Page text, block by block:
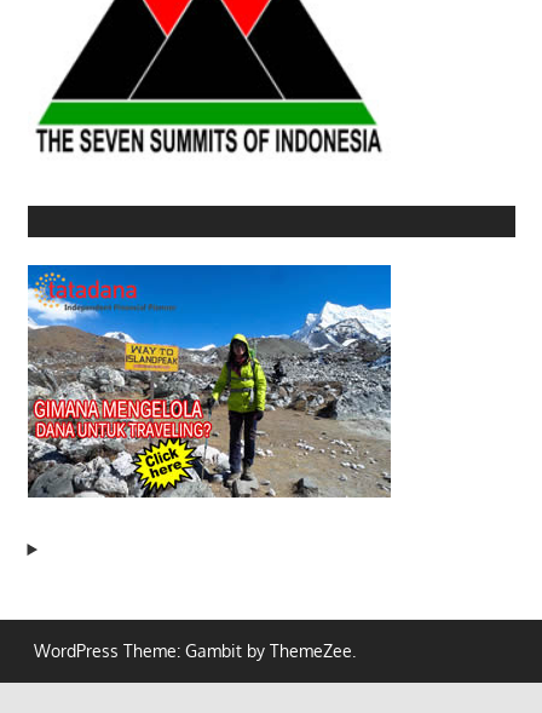
WordPress Theme: Gambit by ThemeZee.